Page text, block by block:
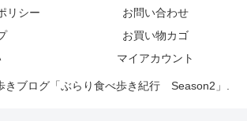
リシー
お問い合わせ
お買い物カゴ
マイアカウント
きブログ「ぶらり食べ歩き紀行 Season2」.